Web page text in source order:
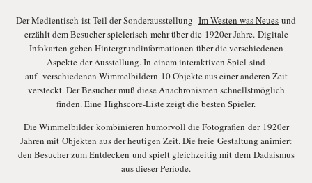
Der Medientisch ist Teil der Sonderausstellung Im Westen was Neues und
erzählt dem Besucher spielerisch mehr über die 1920er Jahre. Digitale
Infokarten geben Hintergrundinformationen über die verschiedenen
Aspekte der Ausstellung. In einem interaktiven Spiel sind
auf verschiedenen Wimmelbildern 10 Objekte aus einer anderen Zeit
versteckt. Der Besucher muß diese Anachronismen schnellstmöglich
finden. Eine Highscore-Liste zeigt die besten Spieler.
Die Wimmelbilder kombinieren humorvoll die Fotografien der 1920er
Jahren mit Objekten aus der heutigen Zeit. Die freie Gestaltung animiert
den Besucher zum Entdecken und spielt gleichzeitig mit dem Dadaismus
aus dieser Periode.